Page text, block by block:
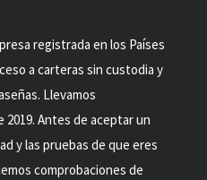
registrada en los Países
a carteras sin custodia y
Llevamos
Antes de aceptar un
y las pruebas de que eres
comprobaciones de